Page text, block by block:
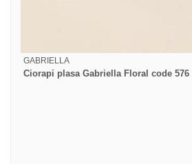
GABRIELLA
Ciorapi plasa Gabriella Floral code 576